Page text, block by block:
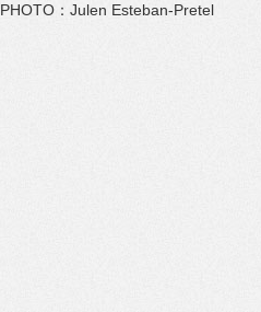
PHOTO：Julen Esteban-Pretel